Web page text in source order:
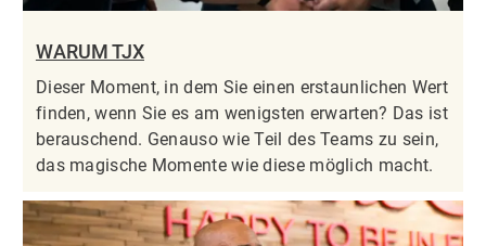
WARUM TJX
Dieser Moment, in dem Sie einen erstaunlichen Wert
finden, wenn Sie es am wenigsten erwarten? Das ist
berauschend. Genauso wie Teil des Teams zu sein,
das magische Momente wie diese möglich macht.